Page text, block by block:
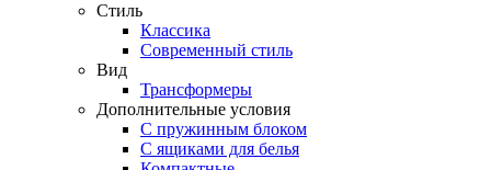
Стиль
Классика
Современный стиль
Вид
Трансформеры
Дополнительные условия
С пружинным блоком
С ящиками для белья